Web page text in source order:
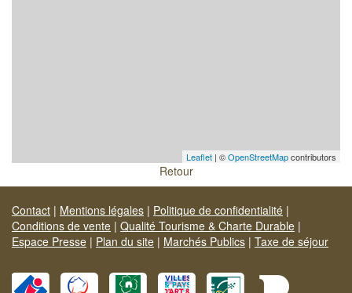
Leaflet | ©OpenStreetMapcontributors
Retour
Contact | Mentions légales | Politique de confidentialité |
Conditions de vente | Qualité Tourisme & Charte Durable |
Espace Presse | Plan du site | Marchés Publics | Taxe de séjour